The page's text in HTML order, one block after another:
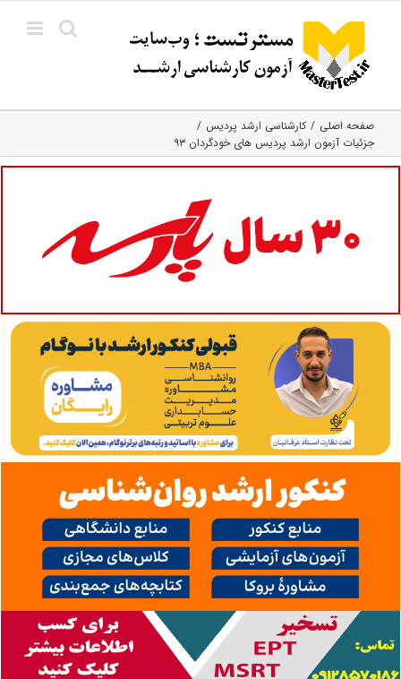
content
صفحه اصلی
کارشناسی ارشد پردیس
جزئیات آزمون ارشد پردیس های خودگردان ۹۳